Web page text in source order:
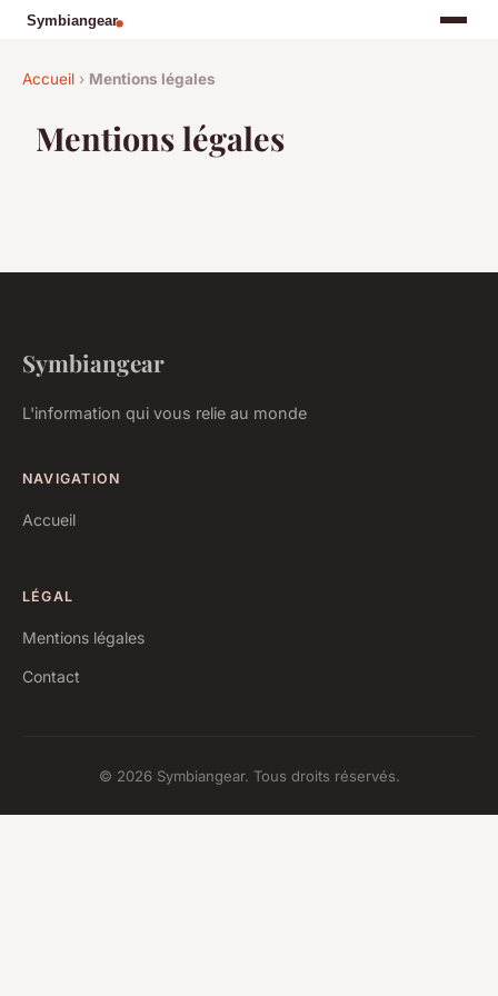
Accueil › Mentions légales
Mentions légales
Symbiangear
L'information qui vous relie au monde
NAVIGATION
Accueil
LÉGAL
Mentions légales
Contact
© 2026 Symbiangear. Tous droits réservés.